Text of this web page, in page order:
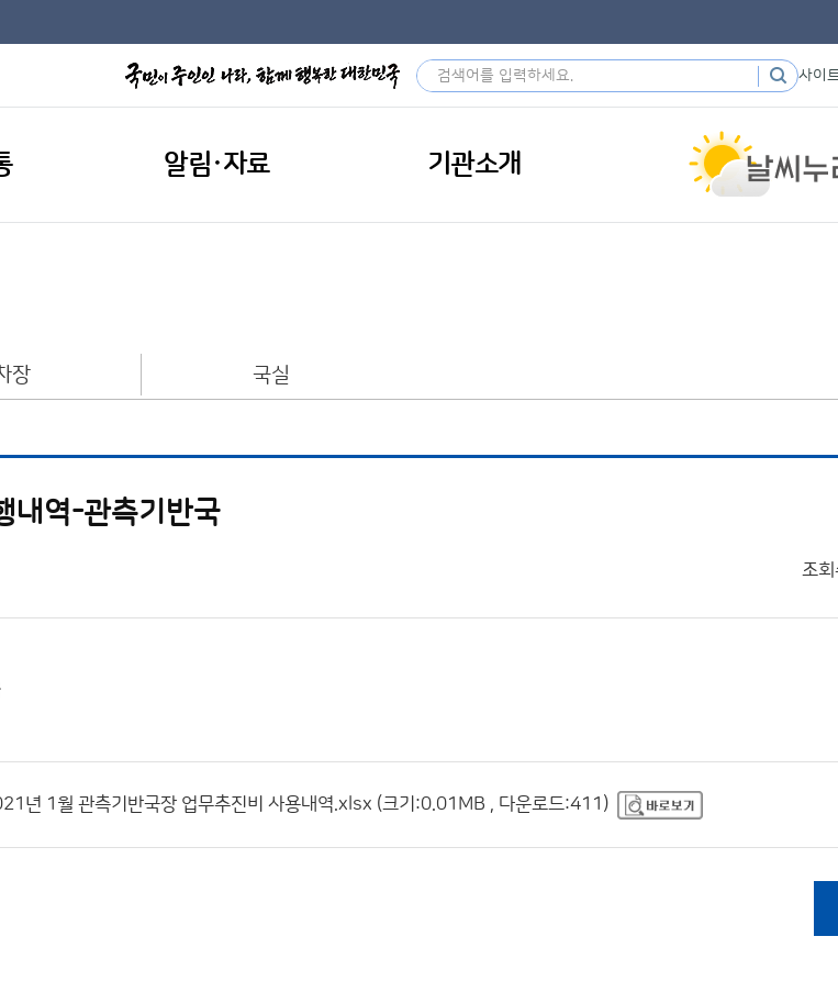
사이
알림·자료 기관소개
장 국실
내역-관측기반국
조회
년 1월 관측기반국장 업무추진비 사용내역.xlsx (크기:0.01MB , 다운로드:411)